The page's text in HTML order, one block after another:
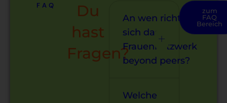
FAQ
Du
hast
Fragen?
An wen richtet
sich das
Frauennetzwerk
beyond peers?
Welche
zum
FAQ
Bereich